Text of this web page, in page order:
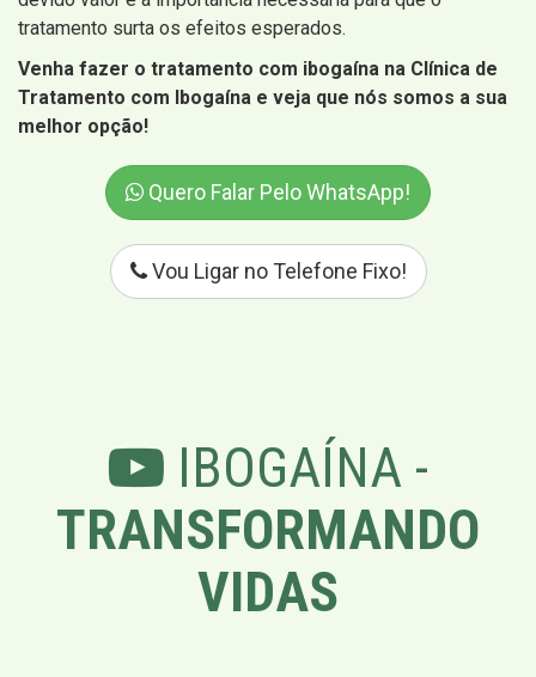
tratamento surta os efeitos esperados.
Venha fazer o tratamento com ibogaína na Clínica de
Tratamento com Ibogaína e veja que nós somos a sua
melhor opção!
Quero Falar Pelo WhatsApp!
Vou Ligar no Telefone Fixo!
IBOGAÍNA -
TRANSFORMANDO
VIDAS